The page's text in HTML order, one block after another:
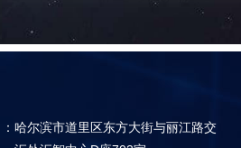
： 哈尔滨市道里区东方大街与丽江路交